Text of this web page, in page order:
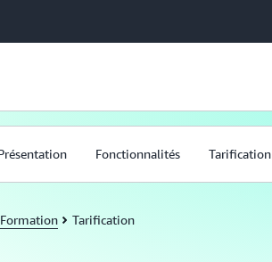
Fonctionnalités Tarification
Tarification